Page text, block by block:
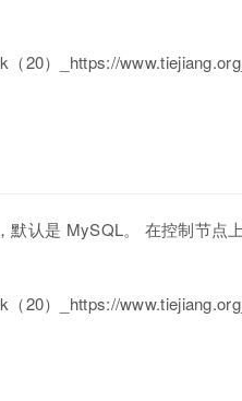
默认是 MySQL。 在控制节点